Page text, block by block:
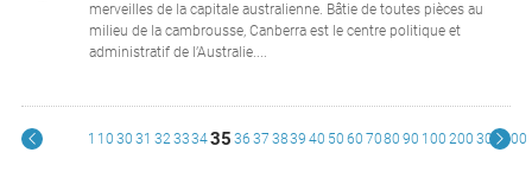
merveilles de la capitale australienne. Bâtie de toutes pièces au
milieu de la cambrousse, Canberra est le centre politique et
administratif de l’Australie....
1 10 30 31 32 333435 36 37 3839 40 50 60 7080 90 100 200 300400